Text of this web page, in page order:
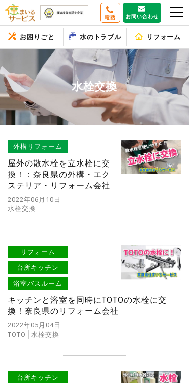
お問い合わせ
電話
お困りごと 水のトラブル リフォーム
水栓交換
外構リフォーム
屋外の散水栓を立水栓に交
換！：奈良県の外構・エク
ステリア・リフォーム会社
2022年06月10日
水栓交換
リフォーム
台所キッチン
浴室バスルーム
キッチンと浴室を同時にTOTOの水栓に交
換！奈良県のリフォーム会社
2022年05月04日
TOTO
水栓交換
台所キッチン